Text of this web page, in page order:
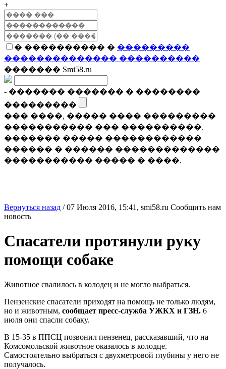
+
� ���������� � ���������
�������������� ����������
������� Smi58.ru
- ������� ������� � ��������
���������
��� ����, ����� ���� ���������
����������� ��� ����������.
������� ����� ������������
������ � ������ �������������
����������� ����� � ����.
Вернуться назад /07 Июля 2016, 15:41, smi58.ru Сообщить нам
новость
Спасатели протянули руку
помощи собаке
Животное свалилось в колодец и не могло выбраться.
Пензенские спасатели приходят на помощь не только людям,
но и животным, сообщает пресс-служба УЖКХ и ГЗН. 6
июля они спасли собаку.
В 15-35 в ППСЦ позвонил пензенец, рассказавший, что на
Комсомольской животное оказалось в колодце.
Самостоятельно выбраться с двухметровой глубины у него не
получалось.